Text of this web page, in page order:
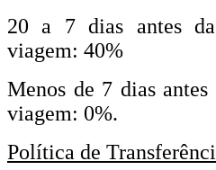
20 a 7 dias antes
viagem: 40%
Menos de 7 dias
viagem: 0%.
Política de